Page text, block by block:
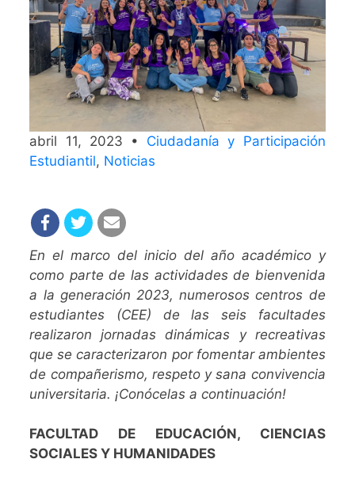
abril 11, 2023 • Ciudadanía y Participación
Estudiantil, Noticias
En el marco del inicio del año académico y
como parte de las actividades de bienvenida
a la generación 2023, numerosos centros de
estudiantes (CEE) de las seis facultades
realizaron jornadas dinámicas y recreativas
que se caracterizaron por fomentar ambientes
de compañerismo, respeto y sana convivencia
universitaria. ¡Conócelas a continuación!
FACULTAD DE EDUCACIÓN, CIENCIAS
SOCIALES Y HUMANIDADES